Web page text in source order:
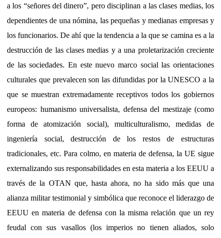
a los “señores del dinero”, pero disciplinan a las clases medias, los
dependientes de una nómina, las pequeñas y medianas empresas y
los funcionarios. De ahí que la tendencia a la que se camina es a la
destrucción de las clases medias y a una proletarización creciente
de las sociedades. En este nuevo marco social las orientaciones
culturales que prevalecen son las difundidas por la UNESCO a la
que se muestran extremadamente receptivos todos los gobiernos
europeos: humanismo universalista, defensa del mestizaje (como
forma de atomización social), multiculturalismo, medidas de
ingeniería social, destrucción de los restos de estructuras
tradicionales, etc. Para colmo, en materia de defensa, la UE sigue
externalizando sus responsabilidades en esta materia a los EEUU a
través de la OTAN que, hasta ahora, no ha sido más que una
alianza militar testimonial y simbólica que reconoce el liderazgo de
EEUU en materia de defensa con la misma relación que un rey
feudal con sus vasallos (los imperios no tienen aliados, solo